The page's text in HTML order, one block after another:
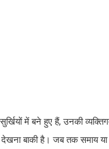
में बने हुए हैं, उनकी
बाकी है। जब तक समाय या